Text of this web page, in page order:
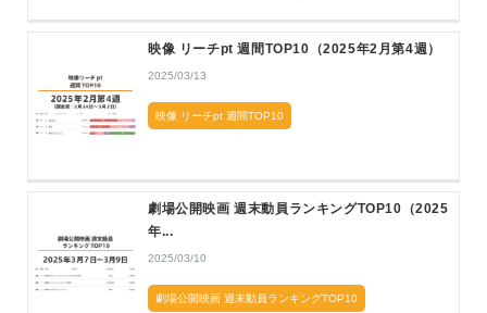
映像 リーチpt 週間TOP10（2025年2月第4週）
2025/03/13
映像 リーチpt 週間TOP10
劇場公開映画 週末動員ランキングTOP10（2025
年...
2025/03/10
劇場公開映画 週末動員ランキングTOP10